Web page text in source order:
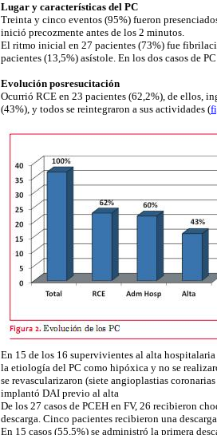
Lugar y características del PC
Treinta y cinco eventos (95%) fueron
inició precozmente antes de los 2 minutos.
El ritmo inicial en 27 pacientes (73%) fue
pacientes (13,5%) asístole. En los dos casos de
Evolución posresucitación
Ocurrió RCE en 23 pacientes (62,2%), de ellos,
(43%), y todos se reintegraron a sus actividades (
En 15 de los 16 supervivientes al alta
la etiología del PC como hipóxica y no se
se revascularizaron (siete angioplastias
implantó DAI previo al alta
De los 27 casos de PCEH en FV, 26 recibieron
descarga. Cinco pacientes recibieron una
En 15 casos (55,5%) se administró la primera